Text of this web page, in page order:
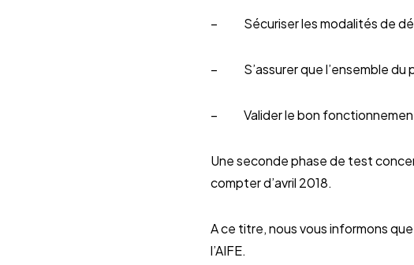
– Sécuriser les modalités de
– S’assurer que l’ensemble du
– Valider le bon fonctionnement
Une seconde phase de test
compter d’avril 2018.
A ce titre, nous vous informons
l’AIFE.